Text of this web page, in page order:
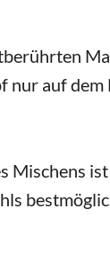
nur auf
Mischens